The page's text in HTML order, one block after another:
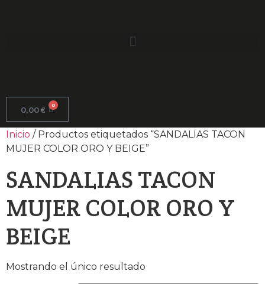
0,00€ 0
Inicio / Productos etiquetados “SANDALIAS TACON
MUJER COLOR ORO Y BEIGE”
SANDALIAS TACON
MUJER COLOR ORO Y
BEIGE
Mostrando el único resultado